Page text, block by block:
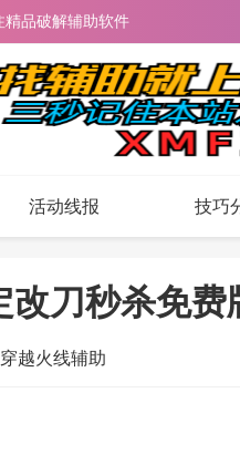
精品破解辅助软件
活动线报 技巧
改刀秒杀免费
穿越火线辅助